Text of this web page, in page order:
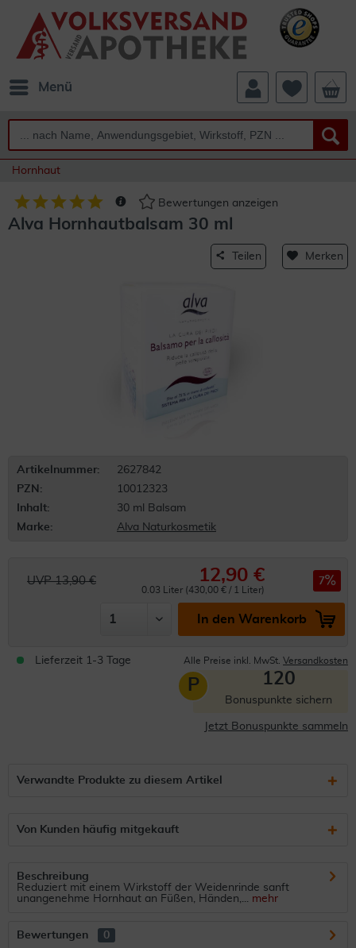
Menü
Hornhaut
Bewertungen anzeigen
Alva Hornhautbalsam 30 ml
Teilen Merken
Artikelnummer:
2627842
PZN:
10012323
Inhalt:
30 ml Balsam
Marke:
Alva Naturkosmetik
UVP 13,90 € 12,90 €
0.03 Liter (430,00 € / 1 Liter)
7
In den Warenkorb
Lieferzeit 1-3 Tage Alle Preise inkl. MwSt. Versandkosten
P 120
Bonuspunkte sichern
Jetzt Bonuspunkte sammeln
Verwandte Produkte zu diesem Artikel
Von Kunden häufig mitgekauft
Beschreibung
Reduziert mit einem Wirkstoff der Weidenrinde sanft
unangenehme Hornhaut an Füßen, Händen,... mehr
Bewertungen 0